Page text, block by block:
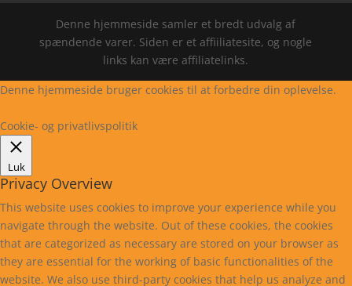
Denne hjemmeside samler et bredt udvalg af
spændende varer. Siden er et affiiliatesite, og nogle
links kan være affiliatelinks.
Denne hjemmeside bruger cookies til at forbedre din oplevelse.
Cookie- og privatlivspolitik
Luk
Privacy Overview
This website uses cookies to improve your experience while you
navigate through the website. Out of these cookies, the cookies
that are categorized as necessary are stored on your browser as
they are essential for the working of basic functionalities of the
website. We also use third-party cookies that help us analyze and